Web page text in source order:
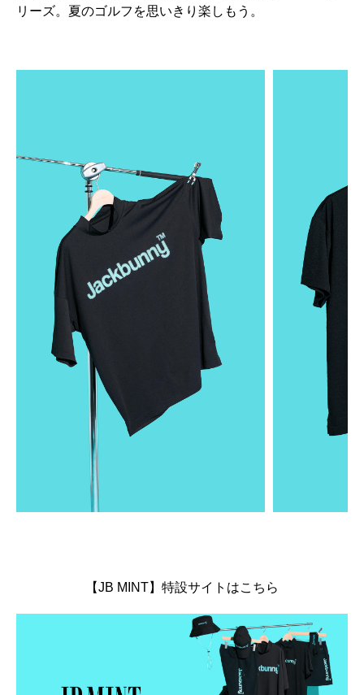
リーズ。夏のゴルフを思いきり楽しもう。
【JB MINT】特設サイトはこちら